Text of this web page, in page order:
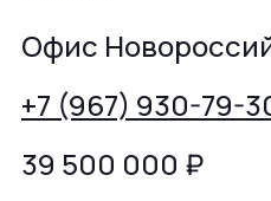
Офис
+7 (967) 930-79-
39 500 000 ₽